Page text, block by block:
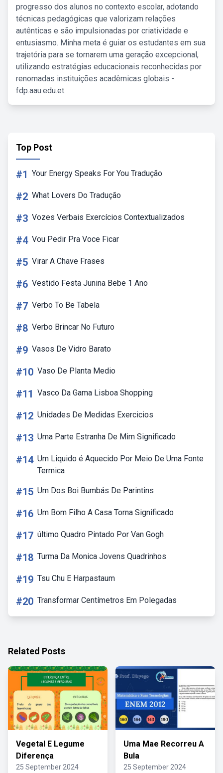
progresso dos alunos no contexto escolar, adotando
técnicas pedagógicas que valorizam relações
autênticas e são impulsionadas por criatividade e
entusiasmo. Minha meta é guiar os estudantes em sua
trajetória para se tornarem uma geração excepcional,
utilizando estratégias educacionais reconhecidas por
renomadas instituições acadêmicas globais -
fdp.aau.edu.et.
Top Post
#1 Your Energy Speaks For You Tradução
#2 What Lovers Do Tradução
#3 Vozes Verbais Exercícios Contextualizados
#4 Vou Pedir Pra Voce Ficar
#5 Virar A Chave Frases
#6 Vestido Festa Junina Bebe 1 Ano
#7 Verbo To Be Tabela
#8 Verbo Brincar No Futuro
#9 Vasos De Vidro Barato
#10 Vaso De Planta Medio
#11 Vasco Da Gama Lisboa Shopping
#12 Unidades De Medidas Exercicios
#13 Uma Parte Estranha De Mim Significado
#14 Um Liquido é Aquecido Por Meio De Uma Fonte
Termica
#15 Um Dos Boi Bumbás De Parintins
#16 Um Bom Filho A Casa Torna Significado
#17 último Quadro Pintado Por Van Gogh
#18 Turma Da Monica Jovens Quadrinhos
#19 Tsu Chu E Harpastaum
#20 Transformar Centímetros Em Polegadas
Related Posts
Vegetal E Legume
Diferença
25 September 2024
Uma Mae Recorreu A
Bula
25 September 2024